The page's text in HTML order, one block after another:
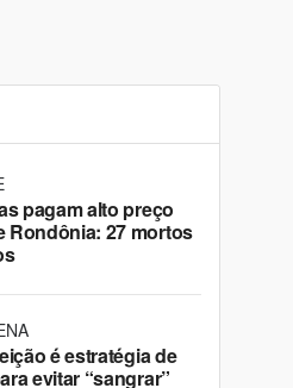
pagam alto preço
Rondônia: 27 mortos
é estratégia de
evitar “sangrar”